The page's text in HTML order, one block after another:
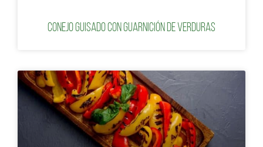
Conejo guisado con guarnición de verduras